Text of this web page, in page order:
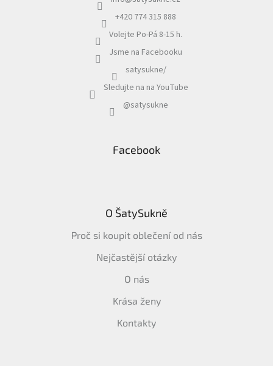
+420 774 315 888
Volejte Po-Pá 8-15 h.
Jsme na Facebooku
satysukne/
Sledujte na na YouTube
@satysukne
Facebook
O ŠatySukně
Proč si koupit oblečení od nás
Nejčastější otázky
O nás
Krása ženy
Kontakty